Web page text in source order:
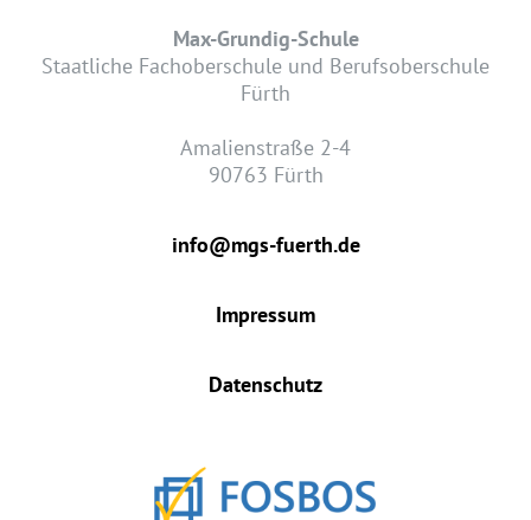
Max-Grundig-Schule
Staatliche Fachoberschule und Berufsoberschule
Fürth
Amalienstraße 2-4
90763 Fürth
info@mgs-fuerth.de
Impressum
Datenschutz